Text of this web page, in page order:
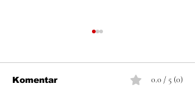
Komentar 0.0 / 5 (0)